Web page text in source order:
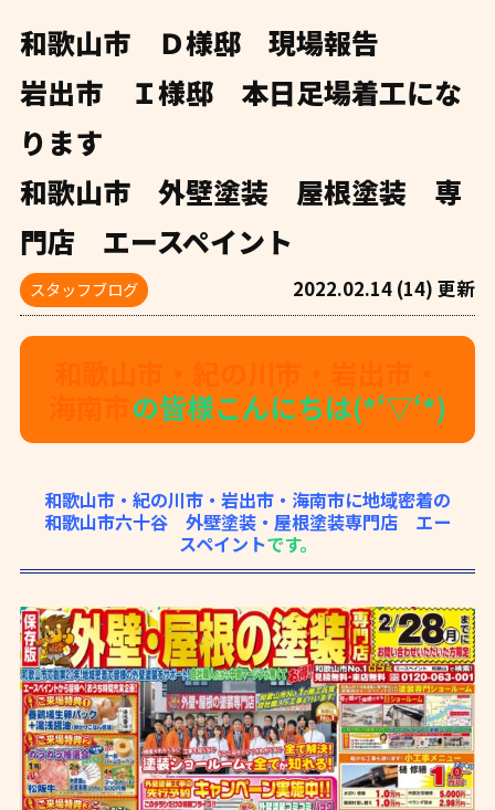
和歌山市 Ｄ様邸 現場報告
岩出市 Ｉ様邸 本日足場着工にな
ります
和歌山市 外壁塗装 屋根塗装 専
門店 エースペイント
スタッフブログ 2022.02.14 (14) 更新
の皆様こんにちは(*‘▽‘*)
和歌山市・紀の川市・岩出市・海南市に地域密着の
和歌山市六十谷 外壁塗装・屋根塗装専門店 エー
スペイントです。